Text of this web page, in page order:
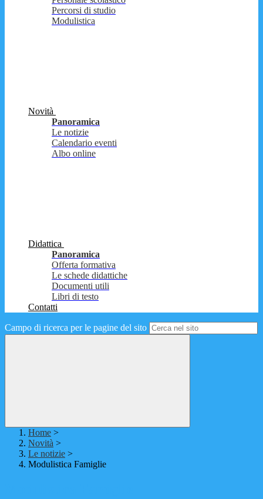
Percorsi di studio
Modulistica
Novità
Panoramica
Le notizie
Calendario eventi
Albo online
Didattica
Panoramica
Offerta formativa
Le schede didattiche
Documenti utili
Libri di testo
Contatti
Campo di ricerca per le pagine del sito
Home >
Novità >
Le notizie >
Modulistica Famiglie